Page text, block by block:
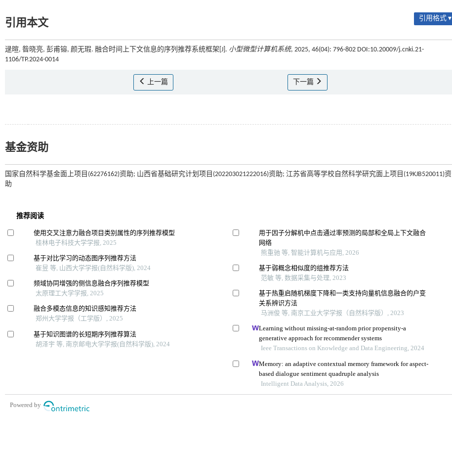
引用本文 引用格式 ▾
逯暄, 昝晓亮, 彭甫镕, 颜无瑕. 融合时间上下文信息的序列推荐系统框架[J]. 小型微型计算机系统, 2025, 46(04): 796-802 DOI:10.20009/j.cnki.21-
1106/TP.2024-0014
上一篇 下一篇
基金资助
国家自然科学基金面上项目(62276162)资助; 山西省基础研究计划项目(202203021222016)资助; 江苏省高等学校自然科学研究面上项目(19KJB520011)资
助